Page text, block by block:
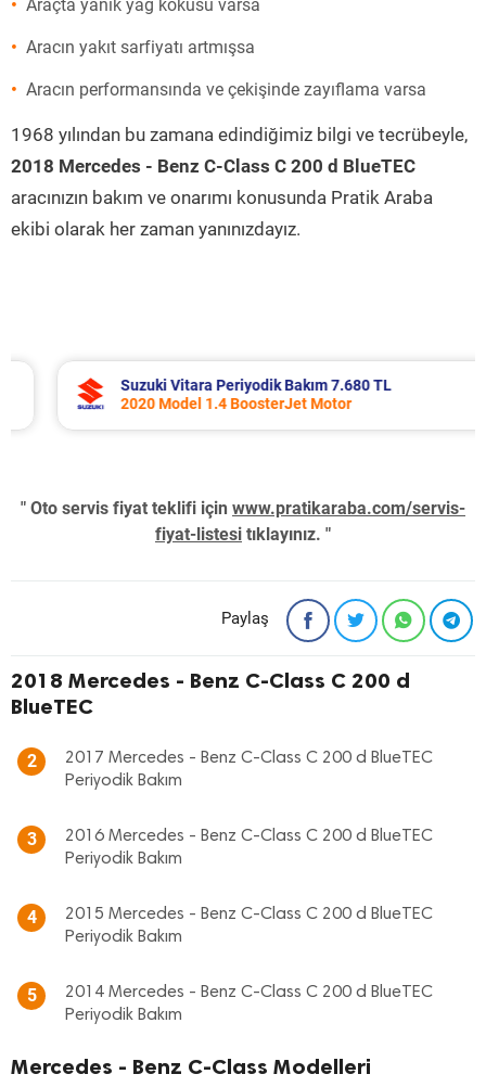
Araçta yanık yağ kokusu varsa
Aracın yakıt sarfiyatı artmışsa
Aracın performansında ve çekişinde zayıflama varsa
1968 yılından bu zamana edindiğimiz bilgi ve tecrübeyle,
2018 Mercedes - Benz C-Class C 200 d BlueTEC
aracınızın bakım ve onarımı konusunda Pratik Araba
ekibi olarak her zaman yanınızdayız.
Suzuki Vitara Periyodik Bakım 7.680 TL
2020 Model 1.4 BoosterJet Motor
" Oto servis fiyat teklifi için www.pratikaraba.com/servis-
fiyat-listesi tıklayınız. "
Paylaş
2018 Mercedes - Benz C-Class C 200 d
BlueTEC
2
2017 Mercedes - Benz C-Class C 200 d BlueTEC
Periyodik Bakım
3
2016 Mercedes - Benz C-Class C 200 d BlueTEC
Periyodik Bakım
4
2015 Mercedes - Benz C-Class C 200 d BlueTEC
Periyodik Bakım
5
2014 Mercedes - Benz C-Class C 200 d BlueTEC
Periyodik Bakım
Mercedes - Benz C-Class Modelleri